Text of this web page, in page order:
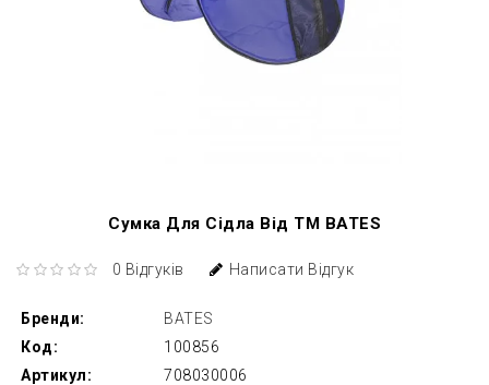
Cумка Для Сідла Від ТМ BATES
0 Відгуків Написати Відгук
Бренди:
BATES
Код:
100856
Артикул:
708030006